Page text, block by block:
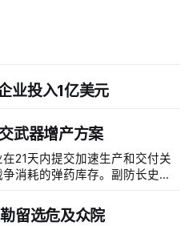
业投入1亿美元
武器增产方案
21天内提交加速生产和交付关
消耗的弹药库存。副防长史蒂
留选危及众院